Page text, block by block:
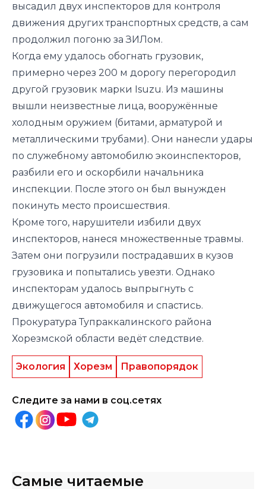
высадил двух инспекторов для контроля
движения других транспортных средств, а сам
продолжил погоню за ЗИЛом.
Когда ему удалось обогнать грузовик,
примерно через 200 м дорогу перегородил
другой грузовик марки Isuzu. Из машины
вышли неизвестные лица, вооружённые
холодным оружием (битами, арматурой и
металлическими трубами). Они нанесли удары
по служебному автомобилю экоинспекторов,
разбили его и оскорбили начальника
инспекции. После этого он был вынужден
покинуть место происшествия.
Кроме того, нарушители избили двух
инспекторов, нанеся множественные травмы.
Затем они погрузили пострадавших в кузов
грузовика и попытались увезти. Однако
инспекторам удалось выпрыгнуть с
движущегося автомобиля и спастись.
Прокуратура Тупраккалинского района
Хорезмской области ведёт следствие.
Экология Хорезм Правопорядок
Следите за нами в соц.сетях
Самые читаемые